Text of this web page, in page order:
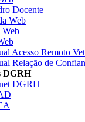
Docente
Web
Acesso Remoto
Relação de
DGRH
DGRH